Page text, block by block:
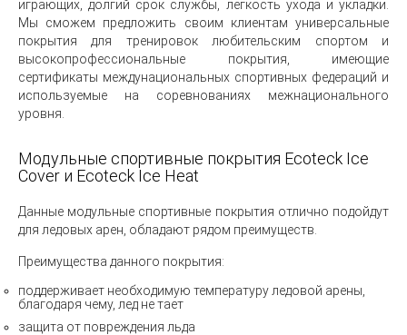
играющих, долгий срок службы, легкость ухода и укладки.
Мы сможем предложить своим клиентам универсальные
покрытия для тренировок любительским спортом и
высокопрофессиональные покрытия, имеющие
сертификаты междунациональных спортивных федераций и
используемые на соревнованиях межнационального
уровня.
Модульные спортивные покрытия Ecoteck Ice
Cover и Ecoteck Ice Heat
Данные модульные спортивные покрытия отлично подойдут
для ледовых арен, обладают рядом преимуществ.
Преимущества данного покрытия:
поддерживает необходимую температуру ледовой арены,
благодаря чему, лед не тает
защита от повреждения льда